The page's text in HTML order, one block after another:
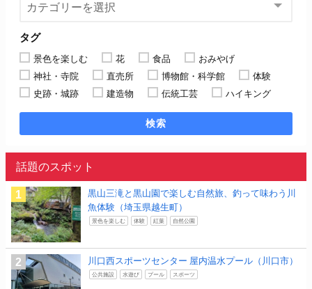
タグ
景色を楽しむ 花 食品
おみやげ
神社・寺院
直売所 博物館・科学館
体験
史跡・城跡
建造物 伝統工芸 ハイキング
検索
話題のスポット
黒山三滝と黒山園で楽しむ自然旅、釣って味わう川
魚体験（埼玉県越生町）
景色を楽しむ 体験 紅葉 自然公園
川口西スポーツセンター 屋内温水プール（川口市）
公共施設 水遊び プール スポーツ